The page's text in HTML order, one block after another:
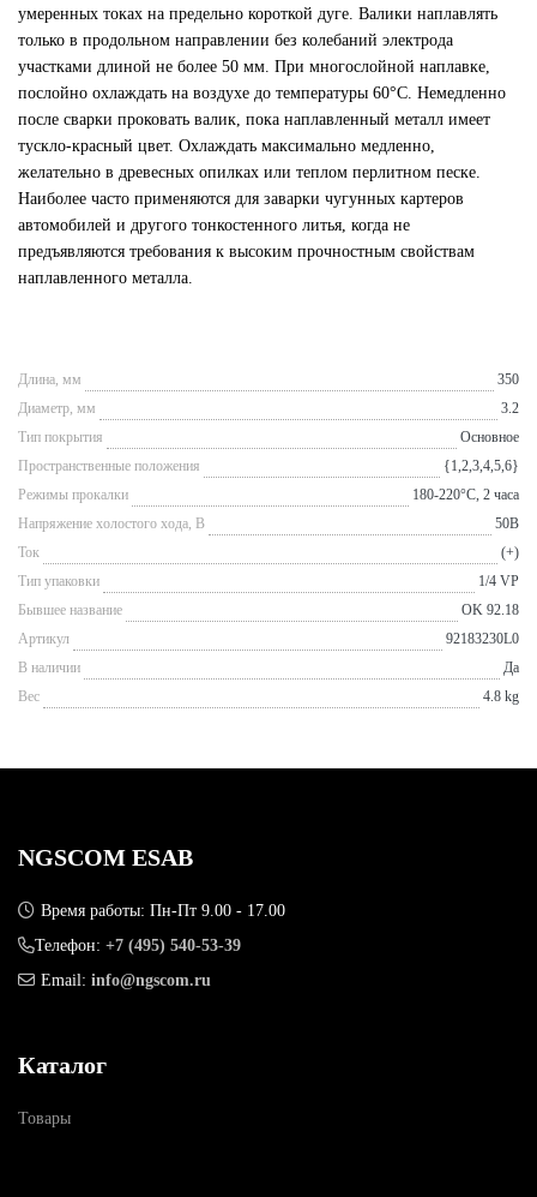
умеренных токах на предельно короткой дуге. Валики наплавлять
только в продольном направлении без колебаний электрода
участками длиной не более 50 мм. При многослойной наплавке,
послойно охлаждать на воздухе до температуры 60°С. Немедленно
после сварки проковать валик, пока наплавленный металл имеет
тускло-красный цвет. Охлаждать максимально медленно,
желательно в древесных опилках или теплом перлитном песке.
Наиболее часто применяются для заварки чугунных картеров
автомобилей и другого тонкостенного литья, когда не
предъявляются требования к высоким прочностным свойствам
наплавленного металла.
Длина, мм
350
Диаметр, мм
3.2
Тип покрытия
Основное
Пространственные положения
{1,2,3,4,5,6}
Режимы прокалки
180-220°С, 2 часа
Напряжение холостого хода, В
50В
Ток
(+)
Тип упаковки
1/4 VP
Бывшее название
OK 92.18
Артикул
92183230L0
В наличии
Да
Вес
4.8 kg
NGSCOM ESAB
Время работы: Пн-Пт 9.00 - 17.00
Телефон: +7 (495) 540-53-39
Email: info@ngscom.ru
Каталог
Товары